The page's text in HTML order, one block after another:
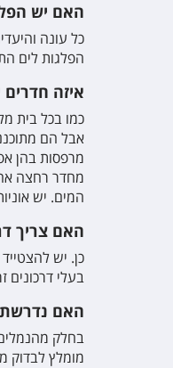
האם יש
כל עונה
הפלגות לים
איזה חדרים
כמו בכל בית
אבל הם
מרפסות בהן
המים. יש אוניות בהן החדרים
האם צריך
כן. יש
בעלי
האם נדרשת
בחלק
מומלץ לבדוק